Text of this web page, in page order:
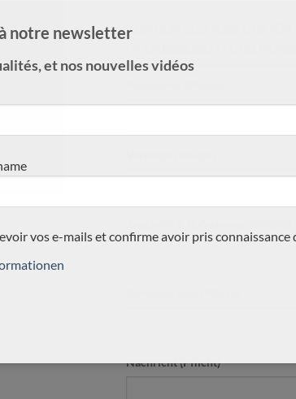
Sie in der
torres/
KONTAKTIEREN SIE UNS
Nachricht (Pflicht)
notre newsletter
et nos nouvelles vidéos
vos e-mails et confirme avoir pris connaissance